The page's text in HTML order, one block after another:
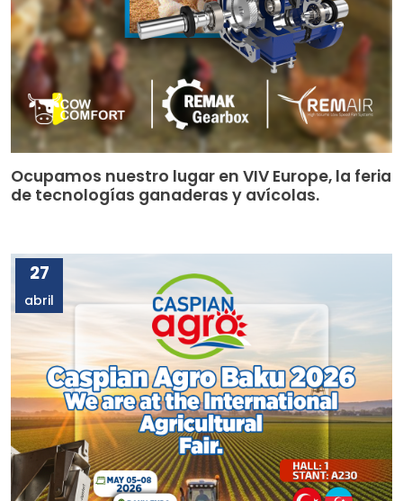
Ocupamos nuestro lugar en VIV Europe, la feria
de tecnologías ganaderas y avícolas.
27
abril